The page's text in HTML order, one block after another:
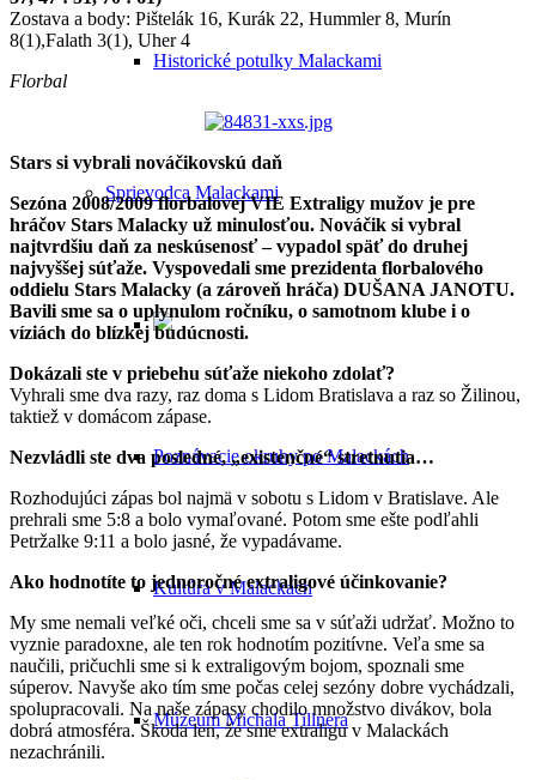
Historické potulky Malackami
Sprievodca Malackami
Poznávacie okruhy po Malackách
Kultúra v Malackách
Múzeum Michala Tillnera
Zostava a body: Pištelák 16, Kurák 22, Hummler 8, Murín
8(1),Falath 3(1), Uher 4
Florbal
Stars si vybrali nováčikovskú daň
Sezóna 2008/2009 florbalovej VIE Extraligy mužov je pre
hráčov Stars Malacky už minulosťou. Nováčik si vybral
najtvrdšiu daň za neskúsenosť – vypadol späť do druhej
najvyššej súťaže. Vyspovedali sme prezidenta florbalového
oddielu Stars Malacky (a zároveň hráča) DUŠANA JANOTU.
Bavili sme sa o uplynulom ročníku, o samotnom klube i o
víziách do blízkej budúcnosti.
Dokázali ste v priebehu súťaže niekoho zdolať?
Vyhrali sme dva razy, raz doma s Lidom Bratislava a raz so Žilinou,
taktiež v domácom zápase.
Nezvládli ste dva posledné, „existenčné“ stretnutia…
Rozhodujúci zápas bol najmä v sobotu s Lidom v Bratislave. Ale
prehrali sme 5:8 a bolo vymaľované. Potom sme ešte podľahli
Petržalke 9:11 a bolo jasné, že vypadávame.
Ako hodnotíte to jednoročné extraligové účinkovanie?
My sme nemali veľké oči, chceli sme sa v súťaži udržať. Možno to
vyznie paradoxne, ale ten rok hodnotím pozitívne. Veľa sme sa
naučili, pričuchli sme si k extraligovým bojom, spoznali sme
súperov. Navyše ako tím sme počas celej sezóny dobre vychádzali,
spolupracovali. Na naše zápasy chodilo množstvo divákov, bola
dobrá atmosféra. Škoda len, že sme extraligu v Malackách
nezachránili.